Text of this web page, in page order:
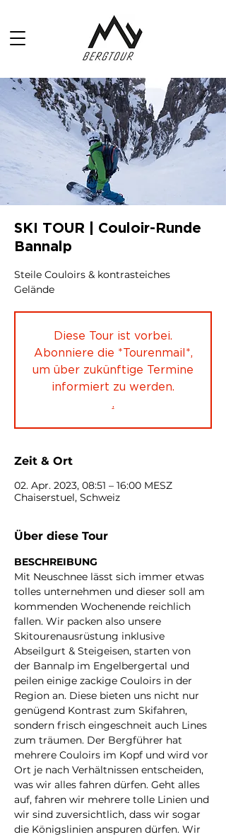
SKI TOUR | Couloir-Runde
Bannalp
Steile Couloirs & kontrasteiches
Gelände
Diese Tour ist vorbei.
Abonniere die *Tourenmail*,
um über zukünftige Termine
informiert zu werden.
.
Zeit & Ort
02. Apr. 2023, 08:51 – 16:00 MESZ
Chaiserstuel, Schweiz
Über diese Tour
BESCHREIBUNG
Mit Neuschnee lässt sich immer etwas
tolles unternehmen und dieser soll am
kommenden Wochenende reichlich
fallen. Wir packen also unsere
Skitourenausrüstung inklusive
Abseilgurt & Steigeisen, starten von
der Bannalp im Engelbergertal und
peilen einige zackige Couloirs in der
Region an. Diese bieten uns nicht nur
genügend Kontrast zum Skifahren,
sondern frisch eingeschneit auch Lines
zum träumen. Der Bergführer hat
mehrere Couloirs im Kopf und wird vor
Ort je nach Verhältnissen entscheiden,
was wir alles fahren dürfen. Geht alles
auf, fahren wir mehrere tolle Linien und
wir sind zuversichtlich, dass wir sogar
die Königslinien anspuren dürfen. Wir